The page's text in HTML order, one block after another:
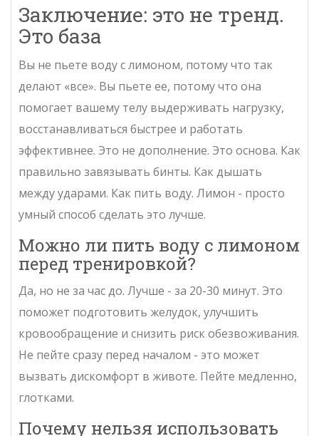
Заключение: это не тренд.
Это база
Вы не пьете воду с лимоном, потому что так
делают «все». Вы пьете ее, потому что она
помогает вашему телу выдерживать нагрузку,
восстанавливаться быстрее и работать
эффективнее. Это не дополнение. Это основа. Как
правильно завязывать бинты. Как дышать
между ударами. Как пить воду. Лимон - просто
умный способ сделать это лучше.
Можно ли пить воду с лимоном
перед тренировкой?
Да, но не за час до. Лучше - за 20-30 минут. Это
поможет подготовить желудок, улучшить
кровообращение и снизить риск обезвоживания.
Не пейте сразу перед началом - это может
вызвать дискомфорт в животе. Пейте медленно,
глотками.
Почему нельзя использовать